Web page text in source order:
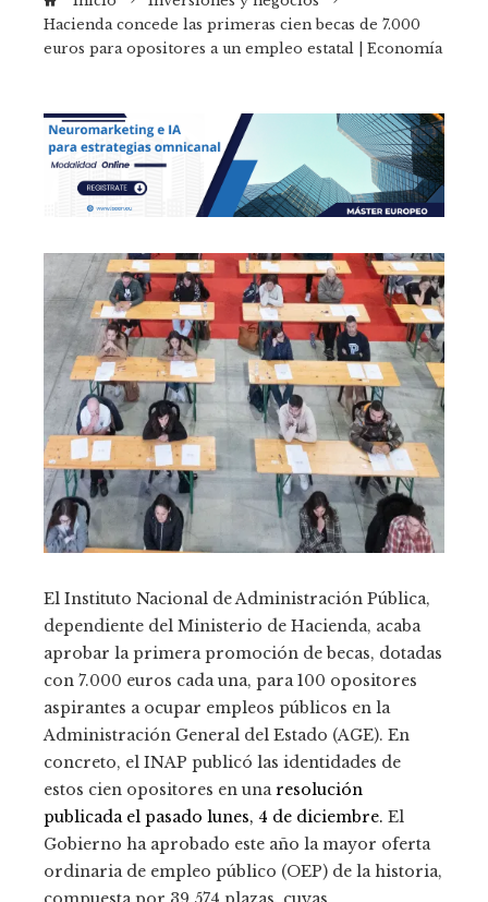
Hacienda concede las primeras cien becas de 7.000
euros para opositores a un empleo estatal | Economía
El Instituto Nacional de Administración Pública,
dependiente del Ministerio de Hacienda, acaba
aprobar la primera promoción de becas, dotadas
con 7.000 euros cada una, para 100 opositores
aspirantes a ocupar empleos públicos en la
Administración General del Estado (AGE). En
concreto, el INAP publicó las identidades de
estos cien opositores en unaresolución
publicada el pasado lunes, 4 de diciembre. El
Gobierno ha aprobado este año la mayor oferta
ordinaria de empleo público (OEP) de la historia,